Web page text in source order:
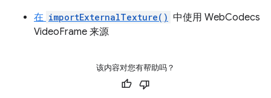
在 importExternalTexture() 中使用 WebCodecs
VideoFrame 来源
该内容对您有帮助吗？